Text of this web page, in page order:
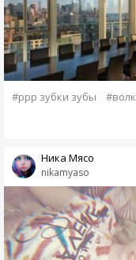
#ррр зубки зубы #волк
nikamyaso
Ника Мясо